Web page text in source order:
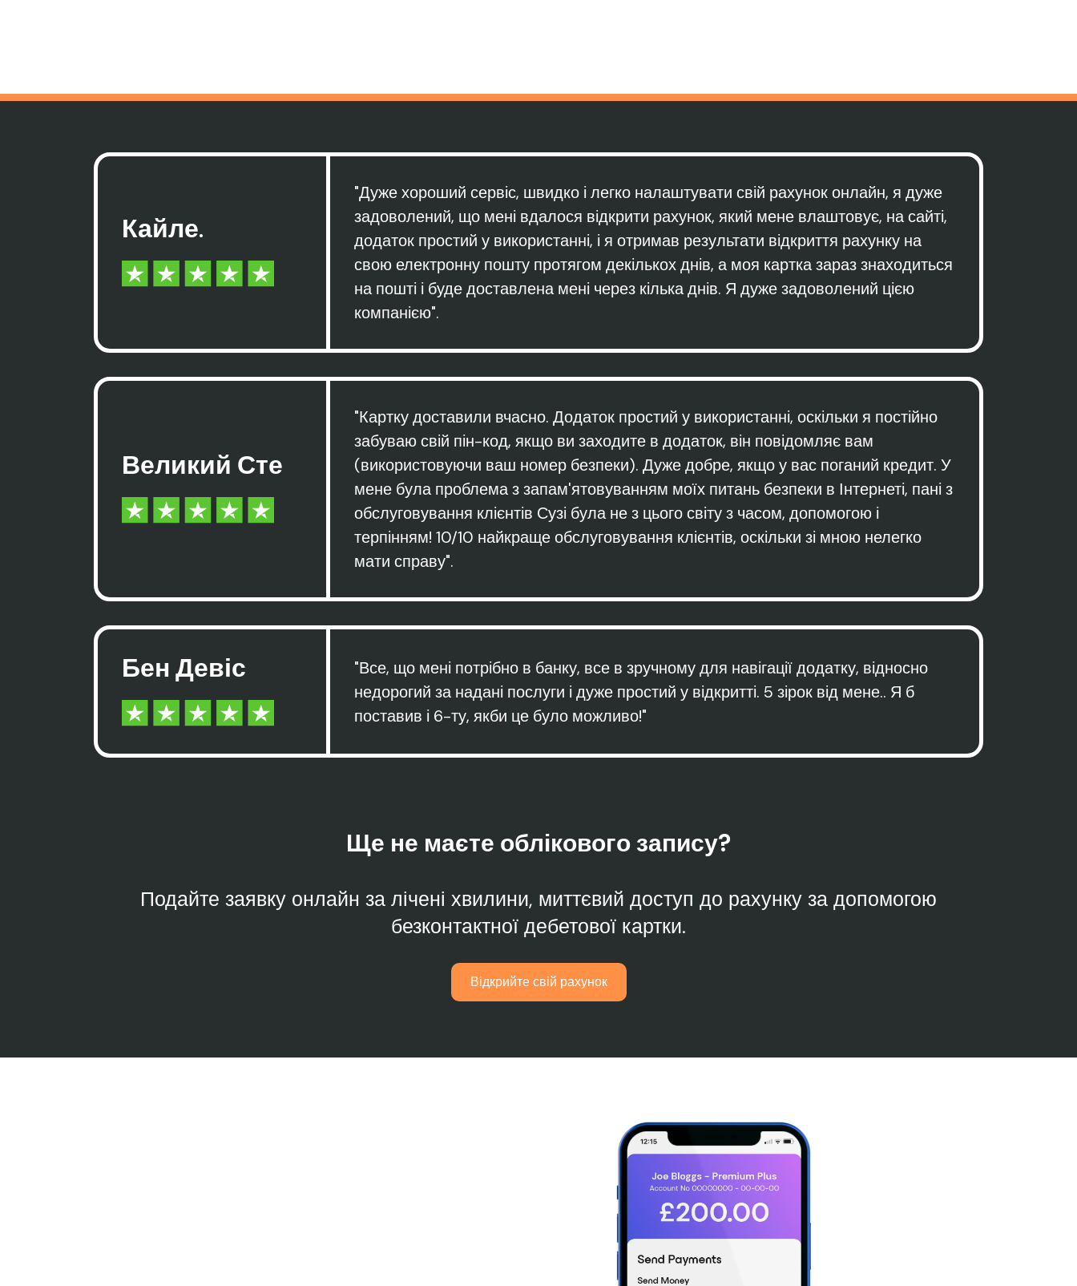
Кайле.
"Дуже хороший сервіс, швидко і легко налаштувати свій рахунок онлайн, я дуже
задоволений, що мені вдалося відкрити рахунок, який мене влаштовує, на сайті,
додаток простий у використанні, і я отримав результати відкриття рахунку на
свою електронну пошту протягом декількох днів, а моя картка зараз знаходиться
на пошті і буде доставлена мені через кілька днів. Я дуже задоволений цією
компанією".
Великий Сте
"Картку доставили вчасно. Додаток простий у використанні, оскільки я постійно
забуваю свій пін-код, якщо ви заходите в додаток, він повідомляє вам
(використовуючи ваш номер безпеки). Дуже добре, якщо у вас поганий кредит. У
мене була проблема з запам'ятовуванням моїх питань безпеки в Інтернеті, пані з
обслуговування клієнтів Сузі була не з цього світу з часом, допомогою і
терпінням! 10/10 найкраще обслуговування клієнтів, оскільки зі мною нелегко
мати справу".
Бен Девіс
"Все, що мені потрібно в банку, все в зручному для навігації додатку, відносно
недорогий за надані послуги і дуже простий у відкритті. 5 зірок від мене.. Я б
поставив і 6-ту, якби це було можливо!"
Ще не маєте облікового запису?
Подайте заявку онлайн за лічені хвилини, миттєвий доступ до рахунку за допомогою
безконтактної дебетової картки.
Відкрийте свій рахунок